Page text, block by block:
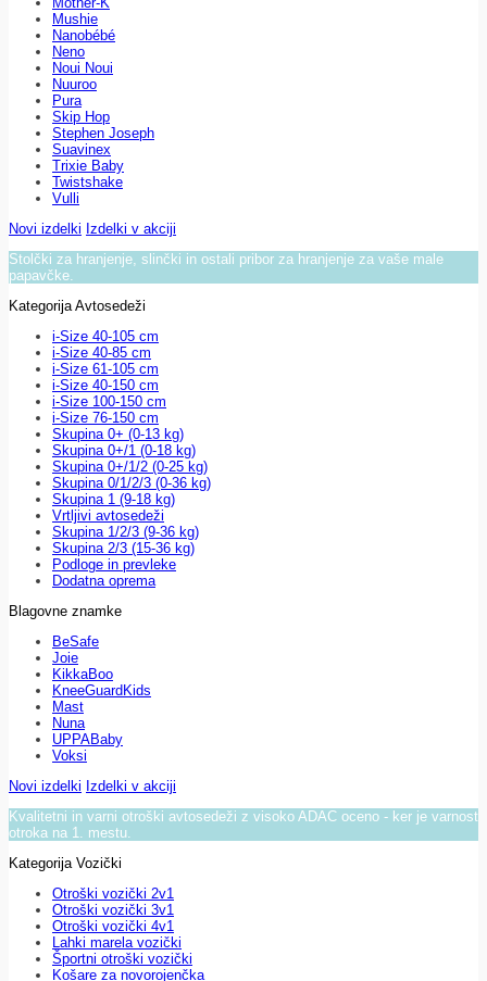
Mushie
Nanobébé
Neno
Noui Noui
Nuuroo
Pura
Skip Hop
Stephen Joseph
Suavinex
Trixie Baby
Twistshake
Vulli
Novi izdelki Izdelki v akciji
Stolčki za hranjenje, slinčki in ostali pribor za hranjenje za vaše male
papavčke.
Kategorija Avtosedeži
i-Size 40-105 cm
i-Size 40-85 cm
i-Size 61-105 cm
i-Size 40-150 cm
i-Size 100-150 cm
i-Size 76-150 cm
Skupina 0+ (0-13 kg)
Skupina 0+/1 (0-18 kg)
Skupina 0+/1/2 (0-25 kg)
Skupina 0/1/2/3 (0-36 kg)
Skupina 1 (9-18 kg)
Vrtljivi avtosedeži
Skupina 1/2/3 (9-36 kg)
Skupina 2/3 (15-36 kg)
Podloge in prevleke
Dodatna oprema
Blagovne znamke
BeSafe
Joie
KikkaBoo
KneeGuardKids
Mast
Nuna
UPPABaby
Voksi
Novi izdelki Izdelki v akciji
Kvalitetni in varni otroški avtosedeži z visoko ADAC oceno - ker je varnost
otroka na 1. mestu.
Kategorija Vozički
Otroški vozički 2v1
Otroški vozički 3v1
Otroški vozički 4v1
Lahki marela vozički
Športni otroški vozički
Košare za novorojenčka